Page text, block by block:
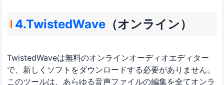
4.TwistedWave（オンライン）
TwistedWaveは無料のオンラインオーディオエディター
で、新しくソフトをダウンロードする必要がありません。
このツールは、あらゆる音声ファイルの編集を全てオンラ